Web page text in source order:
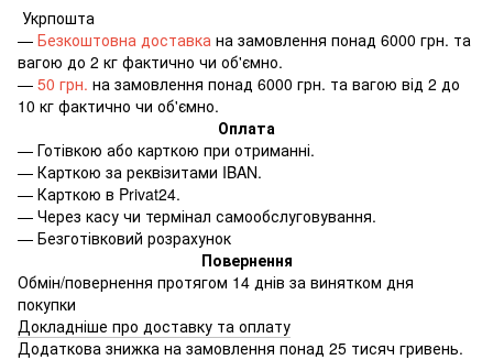
Укрпошта
— Безкоштовна доставка на замовлення понад 6000 грн. та
вагою до 2 кг фактично чи об'ємно.
— 50 грн. на замовлення понад 6000 грн. та вагою від 2 до
10 кг фактично чи об'ємно.
Оплата
— Готівкою або карткою при отриманні.
— Карткою за реквізитами IBAN.
— Карткою в Privat24.
— Через касу чи термінал самообслуговування.
— Безготівковий розрахунок
Повернення
Обмін/повернення протягом 14 днів за винятком дня
покупки
Докладніше про доставку та оплату
Додаткова знижка на замовлення понад 25 тисяч гривень.